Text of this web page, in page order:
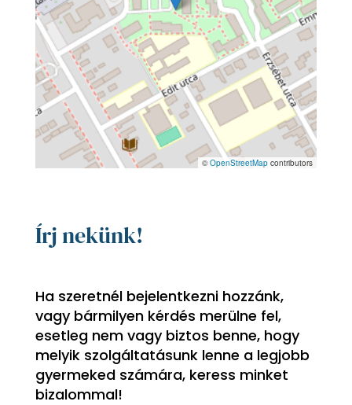
©OpenStreetMap contributors
Írj nekünk!
Ha szeretnél bejelentkezni hozzánk,
vagy bármilyen kérdés merülne fel,
esetleg nem vagy biztos benne, hogy
melyik szolgáltatásunk lenne a legjobb
gyermeked számára, keress minket
bizalommal!